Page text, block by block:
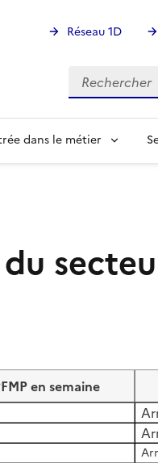
Réseau 1D
Rechercher
Rechercher
dans le métier
en semaine